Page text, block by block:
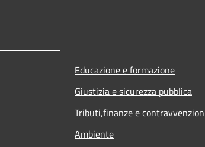
Educazione e formazione
Giustizia e sicurezza pubblica
Tributi,finanze e
Ambiente